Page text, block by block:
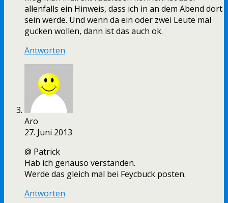
allenfalls ein Hinweis, dass ich in an dem Abend dort
sein werde. Und wenn da ein oder zwei Leute mal
gucken wollen, dann ist das auch ok.
Antworten
Aro
27. Juni 2013
@ Patrick
Hab ich genauso verstanden.
Werde das gleich mal bei Feycbuck posten.
Antworten